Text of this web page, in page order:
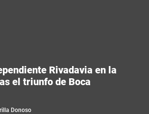
Rivadavia en la
el triunfo de Boca
Donoso